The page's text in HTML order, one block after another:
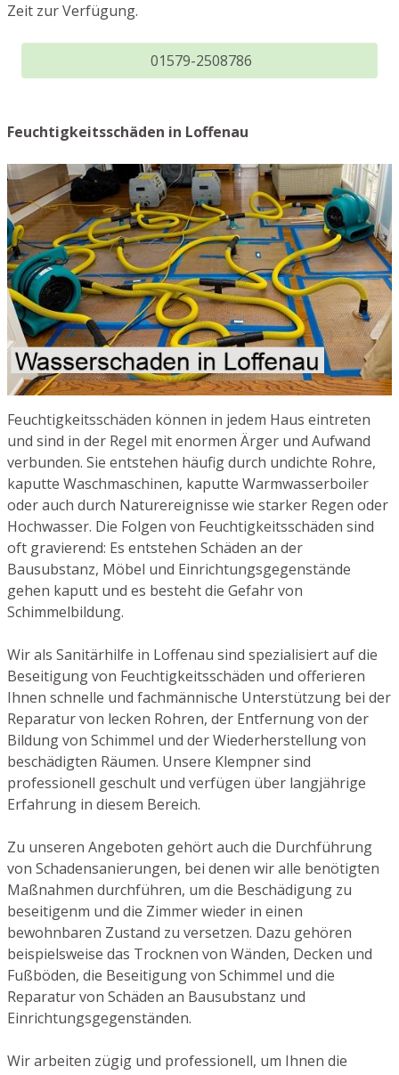
Zeit zur Verfügung.
01579-2508786
Feuchtigkeitsschäden in Loffenau
Feuchtigkeitsschäden können in jedem Haus eintreten
und sind in der Regel mit enormen Ärger und Aufwand
verbunden. Sie entstehen häufig durch undichte Rohre,
kaputte Waschmaschinen, kaputte Warmwasserboiler
oder auch durch Naturereignisse wie starker Regen oder
Hochwasser. Die Folgen von Feuchtigkeitsschäden sind
oft gravierend: Es entstehen Schäden an der
Bausubstanz, Möbel und Einrichtungsgegenstände
gehen kaputt und es besteht die Gefahr von
Schimmelbildung.
Wir als Sanitärhilfe in Loffenau sind spezialisiert auf die
Beseitigung von Feuchtigkeitsschäden und offerieren
Ihnen schnelle und fachmännische Unterstützung bei der
Reparatur von lecken Rohren, der Entfernung von der
Bildung von Schimmel und der Wiederherstellung von
beschädigten Räumen. Unsere Klempner sind
professionell geschult und verfügen über langjährige
Erfahrung in diesem Bereich.
Zu unseren Angeboten gehört auch die Durchführung
von Schadensanierungen, bei denen wir alle benötigten
Maßnahmen durchführen, um die Beschädigung zu
beseitigenm und die Zimmer wieder in einen
bewohnbaren Zustand zu versetzen. Dazu gehören
beispielsweise das Trocknen von Wänden, Decken und
Fußböden, die Beseitigung von Schimmel und die
Reparatur von Schäden an Bausubstanz und
Einrichtungsgegenständen.
Wir arbeiten zügig und professionell, um Ihnen die